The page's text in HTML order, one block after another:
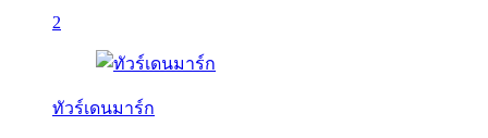
2
ทัวร์เดนมาร์ก